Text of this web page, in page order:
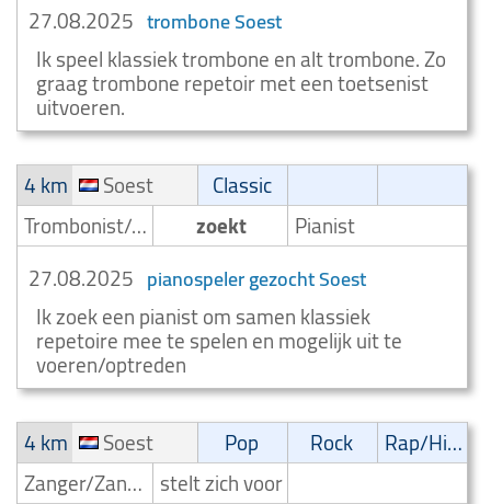
27.08.2025 trombone Soest
Ik speel klassiek trombone en alt trombone. Zo
graag trombone repetoir met een toetsenist
uitvoeren.
4 km
Soest
Classic
Trombonist/Trombonespeler
zoekt
Pianist
27.08.2025 pianospeler gezocht Soest
Ik zoek een pianist om samen klassiek
repetoire mee te spelen en mogelijk uit te
voeren/optreden
4 km
Soest Pop Rock
Rap/Hip-Hop/RnB
Zanger/Zangeres stelt zich voor